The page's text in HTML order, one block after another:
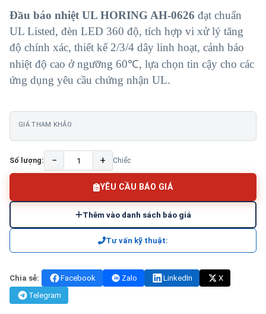
Đầu báo nhiệt UL HORING AH-0626 đạt chuẩn
UL Listed, đèn LED 360 độ, tích hợp vi xử lý tăng
độ chính xác, thiết kế 2/3/4 dây linh hoạt, cảnh báo
nhiệt độ cao ở ngưỡng 60℃, lựa chọn tin cậy cho các
ứng dụng yêu cầu chứng nhận UL.
GIÁ THAM KHẢO
Số lượng: − + Chiếc
YÊU CẦU BÁO GIÁ
Thêm vào danh sách báo giá
Tư vấn kỹ thuật:
Chia sẻ: Facebook Zalo LinkedIn
X
Telegram